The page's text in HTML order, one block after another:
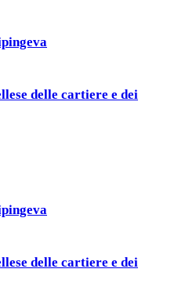
delle cartiere e dei
delle cartiere e dei